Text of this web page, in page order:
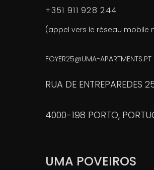
+351 911 928 244
(appel vers le réseau mobile
FOYER25@UMA-APARTMENTS.PT
RUA DE ENTREPAREDES
4000-198 PORTO,
UMA POVEIROS